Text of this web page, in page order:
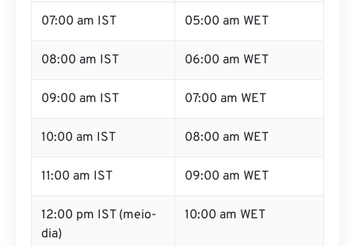
07:00 am IST 05:00 am WET
08:00 am IST 06:00 am WET
09:00 am IST 07:00 am WET
10:00 am IST 08:00 am WET
11:00 am IST 09:00 am WET
12:00 pm IST (meio-
dia)
10:00 am WET